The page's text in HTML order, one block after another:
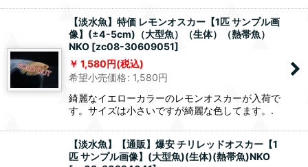
【淡水魚】特価 レモンオスカー【1匹 サンプル画
像】(±4-5cm)（大型魚）（生体）（熱帯魚）
NKO [zc08-30609051]
1,580円(税込)
希望小売価格: 1,580円
綺麗なイエローカラーのレモンオスカーが入荷で
す。サイズは小さいですが綺麗な色してます。.
【淡水魚】【通販】爆安 チリレッドオスカー【1
匹 サンプル画像】(大型魚)(生体)(熱帯魚)NKO